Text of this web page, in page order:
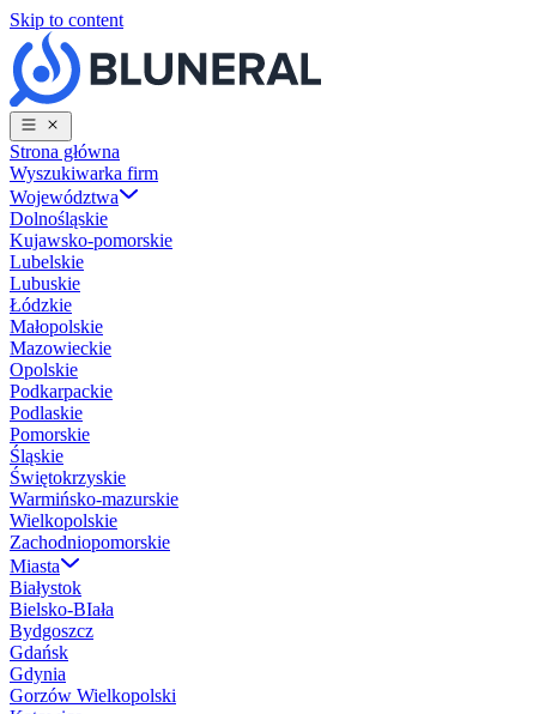
Skip to content
Strona główna
Wyszukiwarka firm
Województwa
Dolnośląskie
Kujawsko-pomorskie
Lubelskie
Lubuskie
Łódzkie
Małopolskie
Mazowieckie
Opolskie
Podkarpackie
Podlaskie
Pomorskie
Śląskie
Świętokrzyskie
Warmińsko-mazurskie
Wielkopolskie
Zachodniopomorskie
Miasta
Białystok
Bielsko-BIała
Bydgoszcz
Gdańsk
Gdynia
Gorzów Wielkopolski